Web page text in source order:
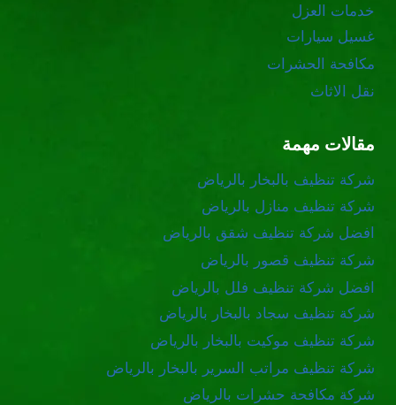
خدمات العزل
غسيل سيارات
مكافحة الحشرات
نقل الاثاث
مقالات مهمة
شركة تنظيف بالبخار بالرياض
شركة تنظيف منازل بالرياض
افضل شركة تنظيف شقق بالرياض
شركة تنظيف قصور بالرياض
افضل شركة تنظيف فلل بالرياض
شركة تنظيف سجاد بالبخار بالرياض
شركة تنظيف موكيت بالبخار بالرياض
شركة تنظيف مراتب السرير بالبخار بالرياض
شركة مكافحة حشرات بالرياض